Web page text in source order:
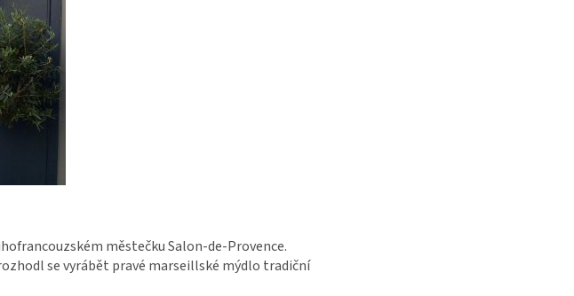
městečku Salon-de-Provence.
se vyrábět pravé marseillské mýdlo tradiční